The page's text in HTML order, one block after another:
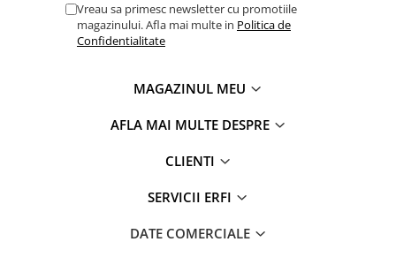
Vreau sa primesc newsletter cu promotiile
magazinului. Afla mai multe in Politica de
Confidentialitate
MAGAZINUL MEU
AFLA MAI MULTE DESPRE
CLIENTI
SERVICII ERFI
DATE COMERCIALE